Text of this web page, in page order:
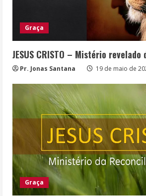
Graça
JESUS CRISTO – Mistério revelado
Pr. Jonas Santana 19 de maio de
Graça